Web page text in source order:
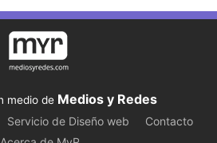
medio de Medios y Redes
Servicio de Diseño web
Contacto